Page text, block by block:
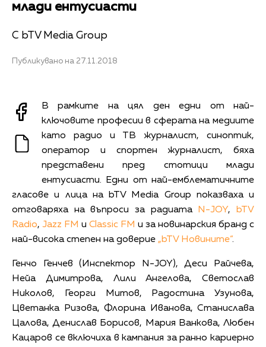
млади ентусиасти
С bTV Media Group
Публикувано на 27.11.2018
В рамките на цял ден едни от най-
ключовите професии в сферата на медиите
като радио и ТВ журналист, синоптик,
оператор и спортен журналист, бяха
представени пред стотици млади
ентусиасти. Едни от най-емблематичните
гласове и лица на bTV Media Group показваха и
отговаряха на въпроси за радиата
N-JOY,
bTV
Radio, Jazz FM и Classic FM и за новинарския бранд с
най-висока степен на доверие „bTV Новините“.
Генчо Генчев (Инспектор N-JOY), Деси Райчева,
Нейа Димитрова, Лили Ангелова, Светослав
Николов, Георги Митов, Радостина Узунова,
Цветанка Ризова, Флорина Иванова, Станислава
Цалова, Денислав Борисов, Мария Ванкова, Любен
Кацаров се включиха в кампания за ранно кариерно